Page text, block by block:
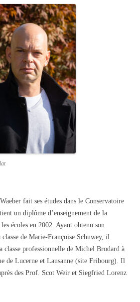
fait ses études dans le Conservatoire
un diplôme d’enseignement de la
écoles en 2002. Ayant obtenu son
de Marie-Françoise Schuwey, il
classe professionnelle de Michel Brodard à
de Lucerne et Lausanne (site Fribourg). Il
des Prof. Scot Weir et Siegfried Lorenz